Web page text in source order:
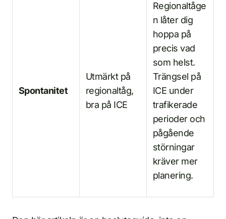
Spontanitet
Utmärkt på
regionaltåg,
bra på ICE
Regionaltåge
n låter dig
hoppa på
precis vad
som helst.
Trängsel på
ICE under
trafikerade
perioder och
pågående
störningar
kräver mer
planering.